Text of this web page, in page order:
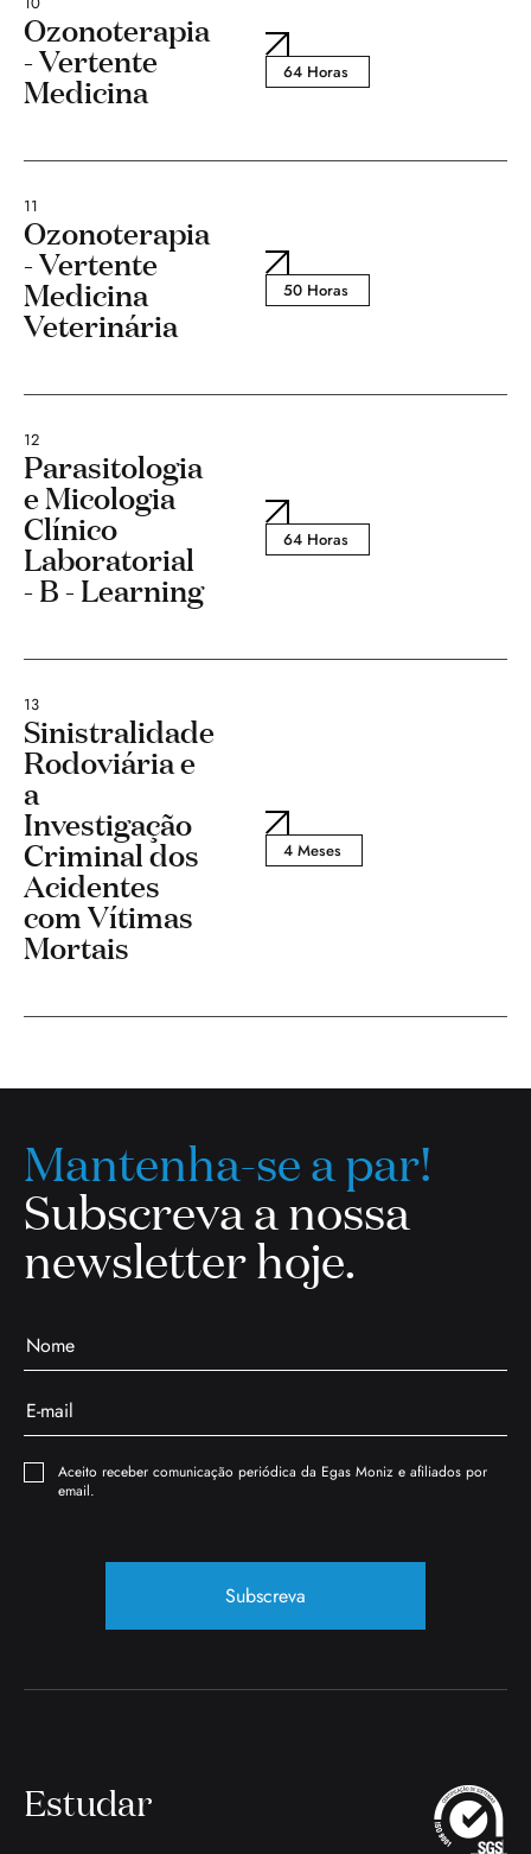
Ozonoterapia
- Vertente
Medicina 64 Horas
11
Ozonoterapia
- Vertente
Medicina
Veterinária
50 Horas
12
Parasitologia
e Micologia
Clínico
Laboratorial
- B - Learning
64 Horas
13
Sinistralidade
Rodoviária e
a
Investigação
Criminal dos
Acidentes
com Vítimas
Mortais
4 Meses
Mantenha-se a par!
Subscreva a nossa
newsletter hoje.
Aceito receber comunicação periódica da Egas Moniz e afiliados por
email.
Subscreva
Estudar